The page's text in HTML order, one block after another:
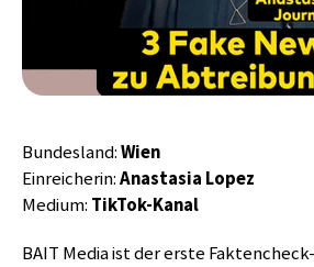
Bundesland:Wien
Einreicherin:Anastasia Lopez
Medium: TikTok-Kanal
BAIT Media ist der erste